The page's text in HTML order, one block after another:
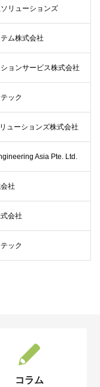
リューションズ
ム株式会社
ョンサービス株式会社
ック
ューションズ株式会社
Asia Pte. Ltd.
社
会社
ック
コラム